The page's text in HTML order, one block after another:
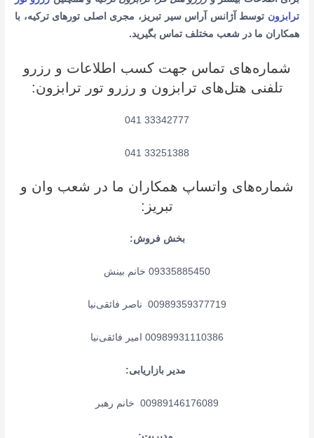
ترابزون توسط آژانس آراس سیر تبریز، مجری اصلی تورهای ترکیه، با
همکاران ما در شعب مختلف تماس بگیرید.
شماره‌های تماس جهت کسب اطلاعات و رزرو
تلفنی هتل‌های ترابزون و رزرو تور ترابزون:
33342777 041
33251388 041
شماره‌های واتساپ همکاران ما در شعب وان و
تبریز:
بخش فروش:
09335885450 خانم بینش
00989359377719 ناصر فائقی‌نیا
00989931110386 امیر فائقی‌نیا
مدیر بازاریابی:
00989146176089 خانم رهبر